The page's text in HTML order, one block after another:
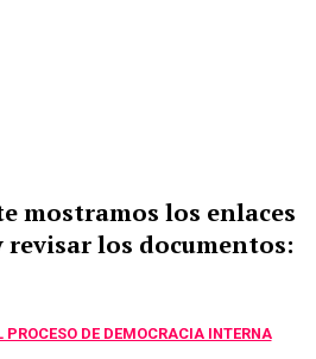
mostramos los enlaces
revisar los documentos:
PROCESO DE DEMOCRACIA INTERNA